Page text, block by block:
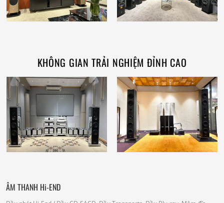
KHÔNG GIAN TRẢI NGHIỆM ĐỈNH CAO
ÂM THANH Hi-END